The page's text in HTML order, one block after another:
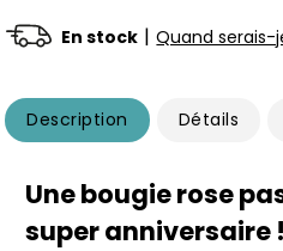
En stock | Quand serais-
Description Détails
Une bougie rose
super anniversaire !